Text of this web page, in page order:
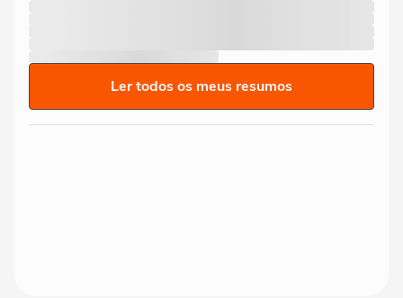
Ler todos os meus resumos